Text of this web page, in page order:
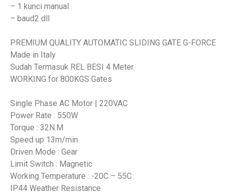
– 1 kunci manual
– baud2 dll
PREMIUM QUALITY AUTOMATIC SLIDING GATE G-FORCE
Made in Italy
Sudah Termasuk REL BESI 4 Meter
WORKING for 800KGS Gates
Single Phase AC Motor | 220VAC
Power Rate : 550W
Torque : 32N.M
Speed up 13m/min
Driven Mode : Gear
Limit Switch : Magnetic
Working Temperature : -20C – 55C
IP44 Weather Resistance